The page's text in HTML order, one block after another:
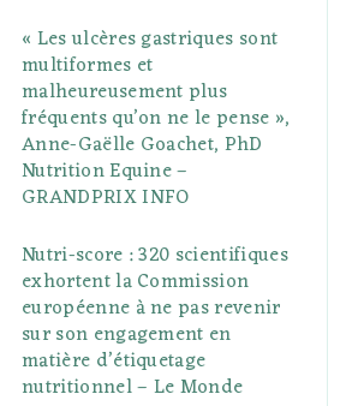
« Les ulcères gastriques sont
multiformes et
malheureusement plus
fréquents qu’on ne le pense »,
Anne-Gaëlle Goachet, PhD
Nutrition Equine –
GRANDPRIX INFO
Nutri-score : 320 scientifiques
exhortent la Commission
européenne à ne pas revenir
sur son engagement en
matière d’étiquetage
nutritionnel – Le Monde